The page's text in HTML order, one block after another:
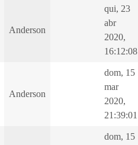
Anderson
qui, 23
abr
2020,
16:12:08
Anderson
dom, 15
mar
2020,
21:39:01
dom, 15